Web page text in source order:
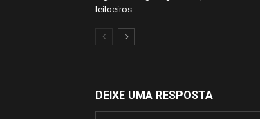
leiloeiros
DEIXE UMA RESPOSTA